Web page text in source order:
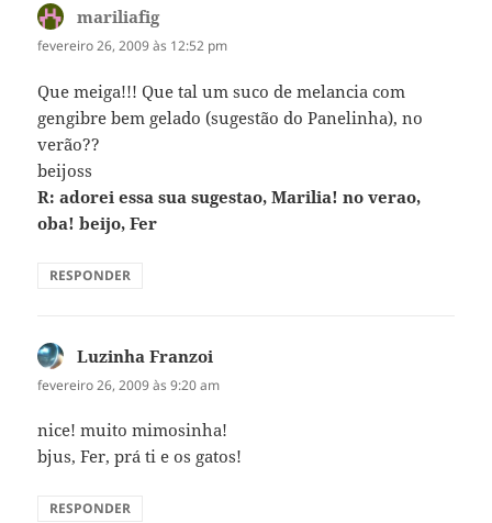
mariliafigdisse:
fevereiro 26, 2009 às 12:52 pm
Que meiga!!! Que tal um suco de melancia com
gengibre bem gelado (sugestão do Panelinha), no
verão??
beijoss
R: adorei essa sua sugestao, Marilia! no verao,
oba! beijo, Fer
RESPONDER
Luzinha Franzoi
fevereiro 26, 2009 às 9:20 am
nice! muito mimosinha!
bjus, Fer, prá ti e os gatos!
RESPONDER